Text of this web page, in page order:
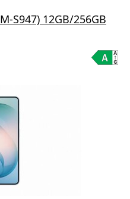
S947) 12GB/256GB